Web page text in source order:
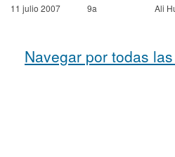
11 julio 2007 9a Ali
Navegar por todas